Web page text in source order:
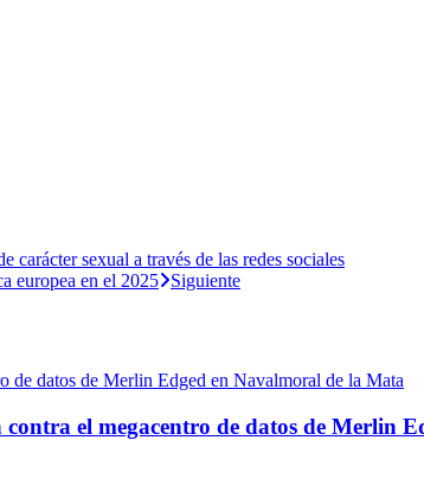
carácter sexual a través de las redes sociales
europea en el 2025 Siguiente
el megacentro de datos de Merlin